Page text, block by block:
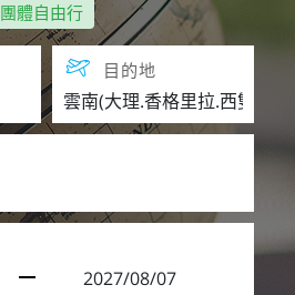
團體自由行
目的地